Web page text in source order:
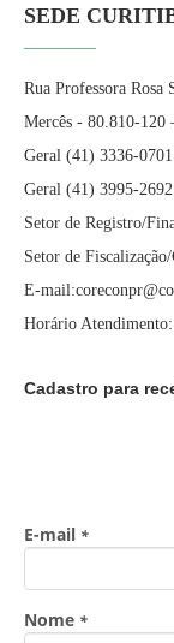
SEDE
Rua Professora Rosa
Mercês - 80.810-120
Geral (41) 3336-
Geral (41) 3995-
Setor de Registro/
Setor de
E-
Horário Atendimento:
Cadastro para